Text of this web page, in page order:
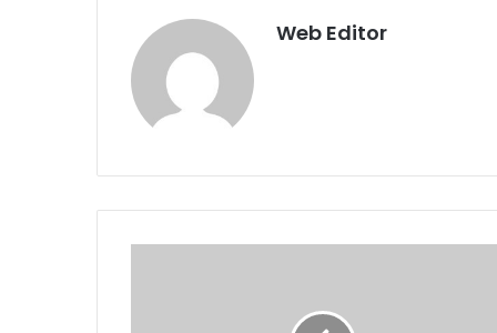
Web Editor